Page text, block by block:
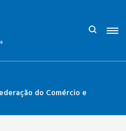
do Comércio e